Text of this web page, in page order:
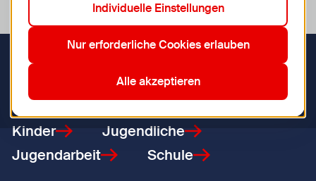
Aktive Filter: 14. Penzing
15. Rudolfsheim-Fünfhaus
Zurücksetzen
Zurück zur Startseite
Kinder
Jugendliche
Jugendarbeit
Schule
Individuelle Einstellungen
Nur erforderliche Cookies erlauben
Alle akzeptieren